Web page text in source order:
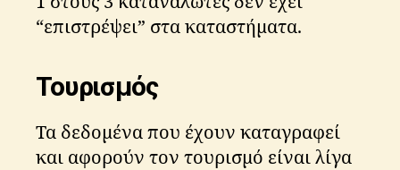
“επιστρέψει” στα καταστήματα.
Τουρισμός
Τα δεδομένα που έχουν καταγραφεί
και αφορούν τον τουρισμό είναι λίγα